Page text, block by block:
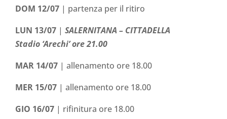
DOM 12/07 | partenza per il ritiro
LUN 13/07 | SALERNITANA – CITTADELLA
Stadio ‘Arechi’ ore 21.00
MAR 14/07 | allenamento ore 18.00
MER 15/07 | allenamento ore 18.00
GIO 16/07 | rifinitura ore 18.00